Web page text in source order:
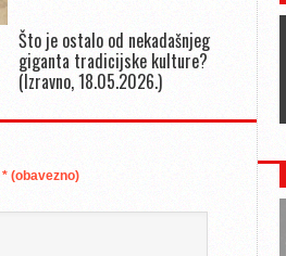
Što je ostalo od nekadašnjeg
giganta tradicijske kulture?
(Izravno, 18.05.2026.)
* (obavezno)